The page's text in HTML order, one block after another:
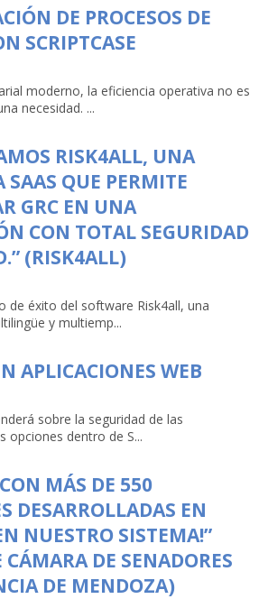
DE PROCESOS DE
SCRIPTCASE
moderno, la eficiencia operativa no es
necesidad. ...
RISK4ALL, UNA
SAAS QUE PERMITE
GRC EN UNA
CON TOTAL SEGURIDAD
(RISK4ALL)
de éxito del software Risk4all, una
y multiemp...
APLICACIONES WEB
sobre la seguridad de las
opciones dentro de S...
MÁS DE 550
DESARROLLADAS EN
NUESTRO SISTEMA!”
DE SENADORES
DE MENDOZA)